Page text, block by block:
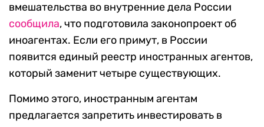
вмешательства во внутренние дела России
сообщила, что подготовила законопроект об
иноагентах. Если его примут, в России
появится единый реестр иностранных агентов,
который заменит четыре существующих.
Помимо этого, иностранным агентам
предлагается запретить инвестировать в